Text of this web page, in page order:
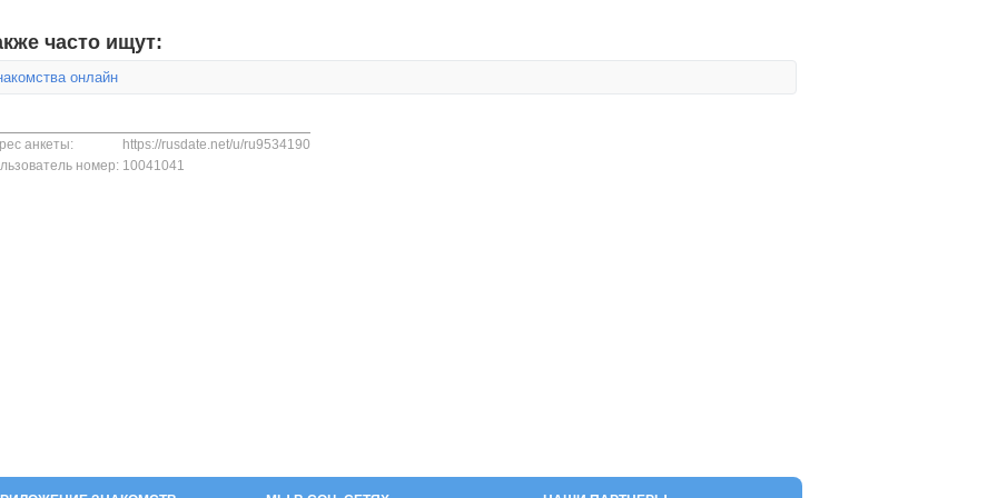
часто ищут:
онлайн
анкеты:
https://rusdate.net/u/ru9534190
номер: 10041041